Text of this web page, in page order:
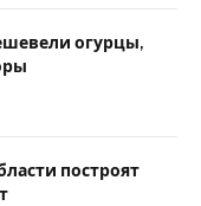
огурцы,
построят